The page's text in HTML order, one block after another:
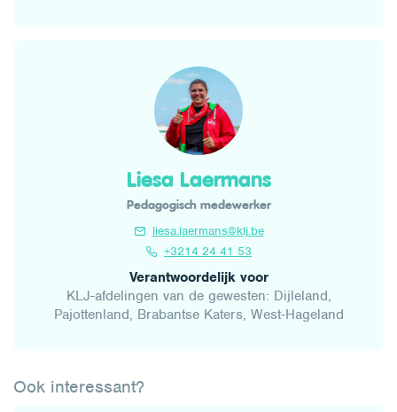
Liesa Laermans
Pedagogisch medewerker
liesa.laermans@klj.be
+3214 24 41 53
Verantwoordelijk voor
KLJ-afdelingen van de gewesten: Dijleland,
Pajottenland, Brabantse Katers, West-Hageland
Ook interessant?